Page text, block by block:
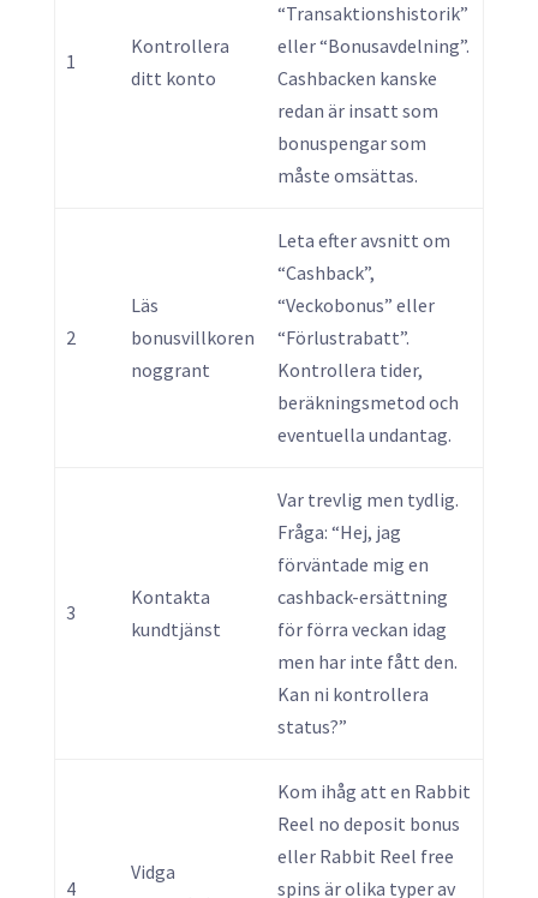
1
Kontrollera
ditt konto
“Transaktionshistorik”
eller “Bonusavdelning”.
Cashbacken kanske
redan är insatt som
bonuspengar som
måste omsättas.
2
Läs
bonusvillkoren
noggrant
Leta efter avsnitt om
“Cashback”,
“Veckobonus” eller
“Förlustrabatt”.
Kontrollera tider,
beräkningsmetod och
eventuella undantag.
3
Kontakta
kundtjänst
Var trevlig men tydlig.
Fråga: “Hej, jag
förväntade mig en
cashback-ersättning
för förra veckan idag
men har inte fått den.
Kan ni kontrollera
status?”
4
Vidga
Kom ihåg att en Rabbit
Reel no deposit bonus
eller Rabbit Reel free
spins är olika typer av